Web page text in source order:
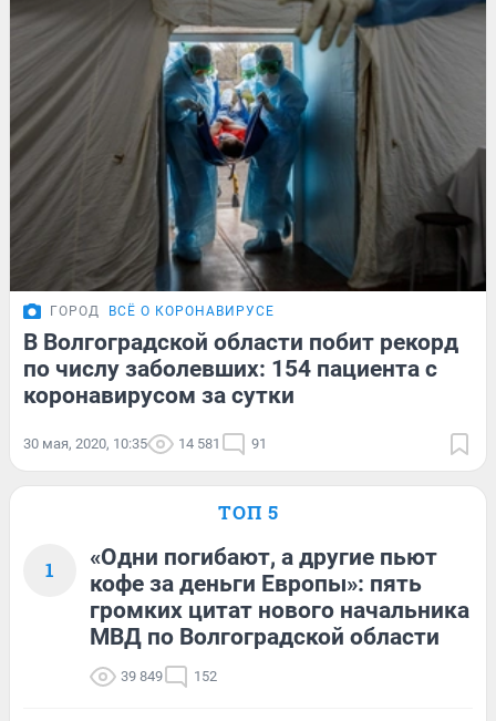
ГОРОД ВСЁ О КОРОНАВИРУСЕ
В Волгоградской области побит рекорд
по числу заболевших: 154 пациента с
коронавирусом за сутки
30 мая, 2020, 10:35 14 581 91
ТОП 5
1
«Одни погибают, а другие пьют
кофе за деньги Европы»: пять
громких цитат нового начальника
МВД по Волгоградской области
39 849 152